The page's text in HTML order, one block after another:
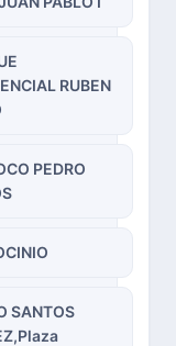
RUBEN
PEDRO
SANTOS